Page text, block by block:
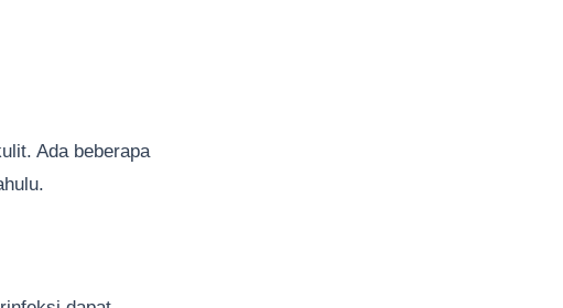
Ada beberapa